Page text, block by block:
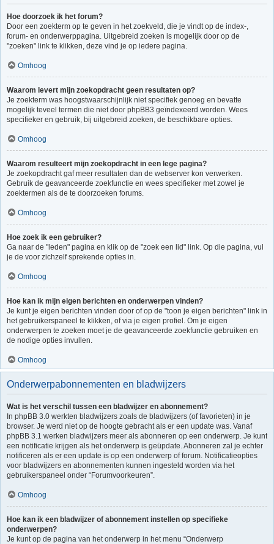
Hoe doorzoek ik het forum?
Door een zoekterm op te geven in het zoekveld, die je vindt op de index-,
forum- en onderwerppagina. Uitgebreid zoeken is mogelijk door op de
"zoeken" link te klikken, deze vind je op iedere pagina.
Omhoog
Waarom levert mijn zoekopdracht geen resultaten op?
Je zoekterm was hoogstwaarschijnlijk niet specifiek genoeg en bevatte
mogelijk teveel termen die niet door phpBB3 geïndexeerd worden. Wees
specifieker en gebruik, bij uitgebreid zoeken, de beschikbare opties.
Omhoog
Waarom resulteert mijn zoekopdracht in een lege pagina?
Je zoekopdracht gaf meer resultaten dan de webserver kon verwerken.
Gebruik de geavanceerde zoekfunctie en wees specifieker met zowel je
zoektermen als de te doorzoeken forums.
Omhoog
Hoe zoek ik een gebruiker?
Ga naar de "leden" pagina en klik op de "zoek een lid" link. Op die pagina, vul
je de voor zichzelf sprekende opties in.
Omhoog
Hoe kan ik mijn eigen berichten en onderwerpen vinden?
Je kunt je eigen berichten vinden door of op de "toon je eigen berichten" link in
het gebruikerspaneel te klikken, of via je eigen profiel. Om je eigen
onderwerpen te zoeken moet je de geavanceerde zoekfunctie gebruiken en
de nodige opties invullen.
Omhoog
Onderwerpabonnementen en bladwijzers
Wat is het verschil tussen een bladwijzer en abonnement?
In phpBB 3.0 werkten bladwijzers zoals de bladwijzers (of favorieten) in je
browser. Je werd niet op de hoogte gebracht als er een update was. Vanaf
phpBB 3.1 werken bladwijzers meer als abonneren op een onderwerp. Je kunt
een notificatie krijgen als het onderwerp is geüpdate. Abonneren zal je echter
notificeren als er een update is op een onderwerp of forum. Notificatieopties
voor bladwijzers en abonnementen kunnen ingesteld worden via het
gebruikerspaneel onder “Forumvoorkeuren”.
Omhoog
Hoe kan ik een bladwijzer of abonnement instellen op specifieke
onderwerpen?
Je kunt op de pagina van het onderwerp in het menu “Onderwerp